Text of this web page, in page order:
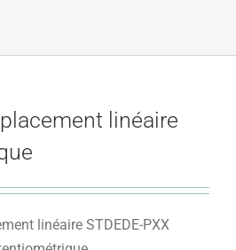
linéaire
linéaire STDEDE-PXX